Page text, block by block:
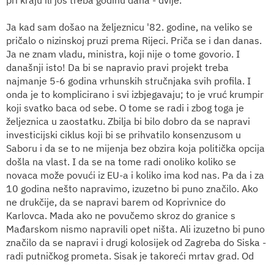
Ja kad sam došao na željeznicu '82. godine, na veliko se
pričalo o nizinskoj pruzi prema Rijeci. Priča se i dan danas.
Ja ne znam vladu, ministra, koji nije o tome govorio. I
današnji isto! Da bi se napravio pravi projekt treba
najmanje 5-6 godina vrhunskih stručnjaka svih profila. I
onda je to komplicirano i svi izbjegavaju; to je vruć krumpir
koji svatko baca od sebe. O tome se radi i zbog toga je
željeznica u zaostatku. Zbilja bi bilo dobro da se napravi
investicijski ciklus koji bi se prihvatilo konsenzusom u
Saboru i da se to ne mijenja bez obzira koja politička opcija
došla na vlast. I da se na tome radi onoliko koliko se
novaca može povući iz EU-a i koliko ima kod nas. Pa da i za
10 godina nešto napravimo, izuzetno bi puno značilo. Ako
ne drukčije, da se napravi barem od Koprivnice do
Karlovca. Mada ako ne povučemo skroz do granice s
Mađarskom nismo napravili opet ništa. Ali izuzetno bi puno
značilo da se napravi i drugi kolosijek od Zagreba do Siska -
radi putničkog prometa. Sisak je takoreći mrtav grad. Od